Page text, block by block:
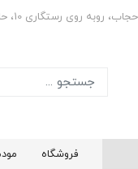
بازار ابریشم، فروشگاه هستی، واحد 908
فروشگاه